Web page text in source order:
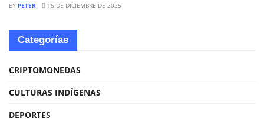
BY PETER 15 DE DICIEMBRE DE 2025
Categorías
CRIPTOMONEDAS
CULTURAS INDÍGENAS
DEPORTES